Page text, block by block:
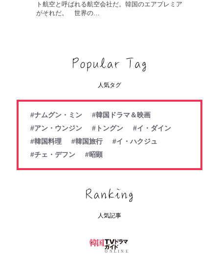
ト航空と呼ばれる航空会社だ。韓国のエアプレミア
がそれだ。 世界の…
人気タグ
#ナムグン・ミン
#韓国ドラマ＆映画
#アン・ウンジン
#トングン
#イ・ダイン
#韓国料理
#韓国旅行
#イ・ハクジュ
#チェ・デフン
#昭顕
人気記事